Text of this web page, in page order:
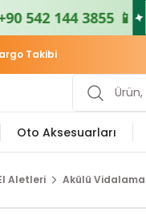
📱 📦 500₺ ve
Takibi
Oto Aksesuarları
Aletleri Akülü